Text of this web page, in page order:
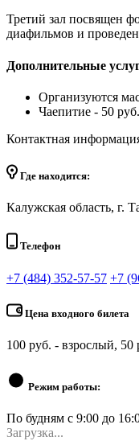
Третий зал посвящен
диафильмов и
Дополнительные
Организуются
Чаепитие - 50 руб.
Контактная
Где находится:
Калужская область, г.
Телефон
+7 (484) 352-57-57 +7
Цена входного билета
100 руб. - взрослый, 50
Режим работы:
По будням с 9:00 до
Загрузка...